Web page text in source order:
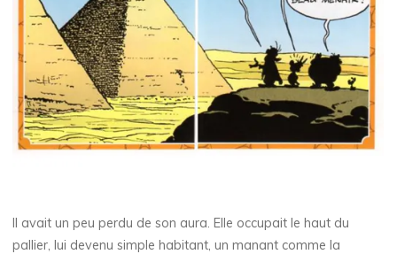
Il avait un peu perdu de son aura. Elle occupait le haut du
pallier, lui devenu simple habitant, un manant comme la